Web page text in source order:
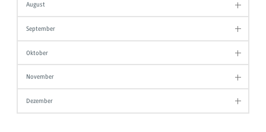
August
September
Oktober
November
Dezember